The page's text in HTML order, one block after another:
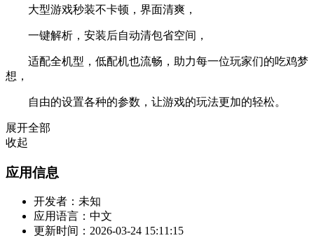
大型游戏秒装不卡顿，界面清爽，
一键解析，安装后自动清包省空间，
适配全机型，低配机也流畅，助力每一位玩家们的吃鸡梦
想，
自由的设置各种的参数，让游戏的玩法更加的轻松。
展开全部
收起
应用信息
开发者： 未知
应用语言： 中文
更新时间： 2026-03-24 15:11:15